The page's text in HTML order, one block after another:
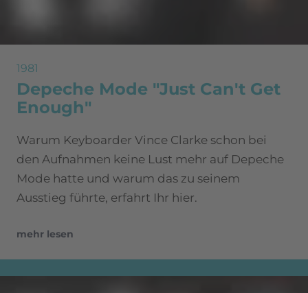
1981
Depeche Mode "Just Can't Get
Enough"
Warum Keyboarder Vince Clarke schon bei
den Aufnahmen keine Lust mehr auf Depeche
Mode hatte und warum das zu seinem
Ausstieg führte, erfahrt Ihr hier.
mehr lesen